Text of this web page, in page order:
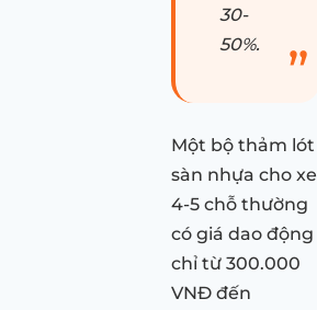
30-
50%.
Một bộ thảm lót
sàn nhựa cho xe
4-5 chỗ thường
có giá dao động
chỉ từ 300.000
VNĐ đến